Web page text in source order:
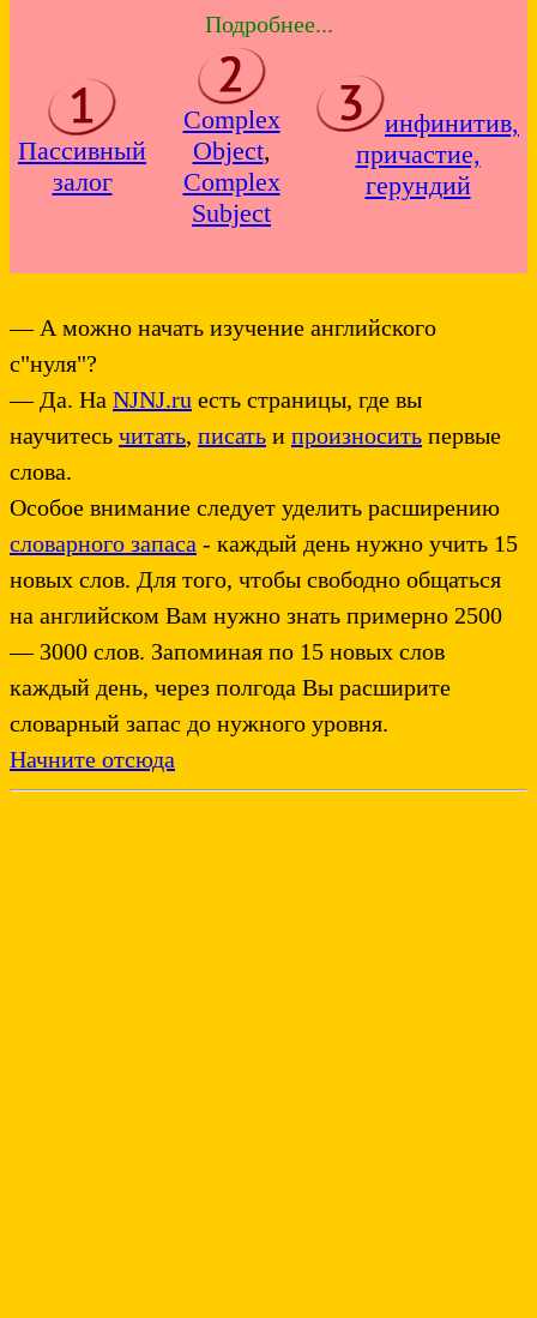
Подробнее...
Пассивный
залог
Complex
Object,
Complex
Subject
инфинитив,
причастие,
герундий
— А можно начать изучение английского
с"нуля"?
— Да. На NJNJ.ru есть страницы, где вы
научитесь читать, писать и произносить первые
слова.
Особое внимание следует уделить расширению
словарного запаса - каждый день нужно учить 15
новых слов. Для того, чтобы свободно общаться
на английском Вам нужно знать примерно 2500
— 3000 слов. Запоминая по 15 новых слов
каждый день, через полгода Вы расширите
словарный запас до нужного уровня.
Начните отсюда